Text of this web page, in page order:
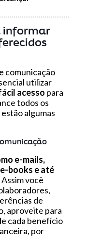
informar
comunicação
utilizar
acesso para
todos os
algumas
e-mails,
books e até
Assim você
de
aproveite para
cada benefício
por